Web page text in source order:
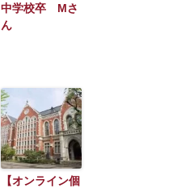
中学校卒 Mさ
ん
【オンライン個